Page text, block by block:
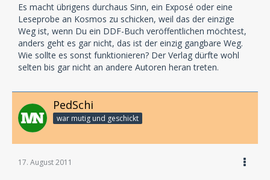
Es macht übrigens durchaus Sinn, ein Exposé oder eine
Leseprobe an Kosmos zu schicken, weil das der einzige
Weg ist, wenn Du ein DDF-Buch veröffentlichen möchtest,
anders geht es gar nicht, das ist der einzig gangbare Weg.
Wie sollte es sonst funktionieren? Der Verlag dürfte wohl
selten bis gar nicht an andere Autoren heran treten.
PedSchi
war mutig und geschickt
17. August 2011